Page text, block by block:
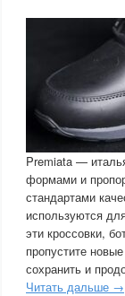
Premiata —
формами и
стандартами
используются
эти кроссовки,
пропустите
сохранить и
Читать дальше →